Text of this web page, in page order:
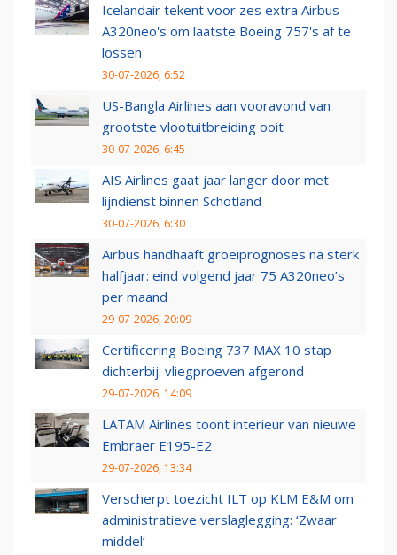
Icelandair tekent voor zes extra Airbus
A320neo's om laatste Boeing 757's af te
lossen
30-07-2026, 6:52
US-Bangla Airlines aan vooravond van
grootste vlootuitbreiding ooit
30-07-2026, 6:45
AIS Airlines gaat jaar langer door met
lijndienst binnen Schotland
30-07-2026, 6:30
Airbus handhaaft groeiprognoses na sterk
halfjaar: eind volgend jaar 75 A320neo’s
per maand
29-07-2026, 20:09
Certificering Boeing 737 MAX 10 stap
dichterbij: vliegproeven afgerond
29-07-2026, 14:09
LATAM Airlines toont interieur van nieuwe
Embraer E195-E2
29-07-2026, 13:34
Verscherpt toezicht ILT op KLM E&M om
administratieve verslaglegging: ‘Zwaar
middel’